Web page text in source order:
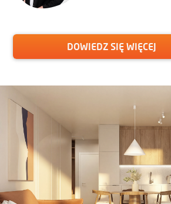
DOWIEDZ SIĘ WIĘCEJ